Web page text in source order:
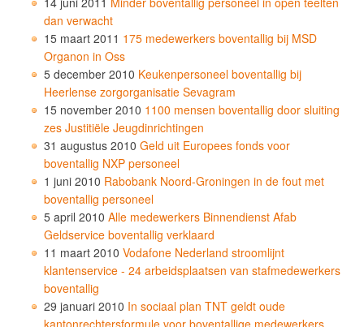
dan verwacht
15 maart 2011 175 medewerkers boventallig bij MSD
Organon in Oss
5 december 2010 Keukenpersoneel boventallig bij
Heerlense zorgorganisatie Sevagram
15 november 2010 1100 mensen boventallig door sluiting
zes Justitiële Jeugdinrichtingen
31 augustus 2010 Geld uit Europees fonds voor
boventallig NXP personeel
1 juni 2010 Rabobank Noord-Groningen in de fout met
boventallig personeel
5 april 2010 Alle medewerkers Binnendienst Afab
Geldservice boventallig verklaard
11 maart 2010 Vodafone Nederland stroomlijnt
klantenservice - 24 arbeidsplaatsen van stafmedewerkers
boventallig
29 januari 2010 In sociaal plan TNT geldt oude
kantonrechtersformule voor boventallige medewerkers